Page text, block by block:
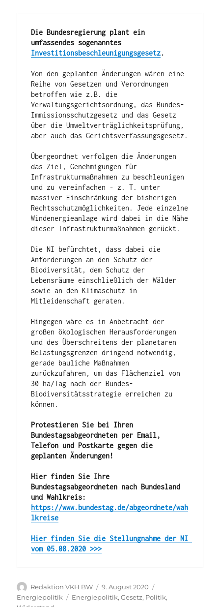
Die Bundesregierung plant ein
Investitionsbeschleunigungsgesetz.
Von den geplanten Änderungen wären eine
Reihe von Gesetzen und Verordnungen
betroffen wie z.B. die
Verwaltungsgerichtsordnung, das Bundes-
Immissionsschutzgesetz und das Gesetz
über die Umweltverträglichkeitsprüfung,
aber auch das Gerichtsverfassungsgesetz.
Übergeordnet verfolgen die Änderungen
das Ziel, Genehmigungen für
Infrastrukturmaßnahmen zu beschleunigen
und zu vereinfachen - z. T. unter
massiver Einschränkung der bisherigen
Rechtsschutzmöglichkeiten. Jede einzelne
Windenergieanlage wird dabei in die Nähe
dieser Infrastrukturmaßnahmen gerückt.
Die NI befürchtet, dass dabei die
Anforderungen an den Schutz der
Biodiversität, dem Schutz der
Lebensräume einschließlich der Wälder
sowie an den Klimaschutz in
Mitleidenschaft geraten.
Hingegen wäre es in Anbetracht der
großen ökologischen Herausforderungen
und des Überschreitens der planetaren
Belastungsgrenzen dringend notwendig,
gerade bauliche Maßnahmen
zurückzufahren, um das Flächenziel von
30 ha/Tag nach der Bundes-
Biodiversitätsstrategie erreichen zu
können.
Protestieren Sie bei Ihren
Bundestagsabgeordneten per Email,
Telefon und Postkarte gegen die
geplanten Änderungen!
Hier finden Sie Ihre
Bundestagsabgeordneten nach Bundesland
https://www.bundestag.de/abgeordnete/wah
lkreise
Hier finden Sie die Stellungnahme der NI
vom 05.08.2020 >>>
Autor
Redaktion VKH BW
Veröffentlicht
am
9. August 2020
Energiepolitik
Schlagwörter
Energiepolitik,Gesetz, Politik,